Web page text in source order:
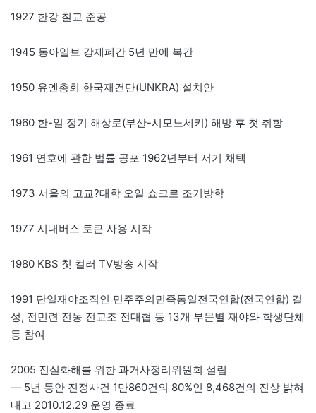
1927 한강 철교 준공
1945 동아일보 강제폐간 5년 만에 복간
1950 유엔총회 한국재건단(UNKRA) 설치안
1960 한-일 정기 해상로(부산-시모노세키) 해방 후 첫 취항
1961 연호에 관한 법률 공포 1962년부터 서기 채택
1973 서울의 고교?대학 오일 쇼크로 조기방학
1977 시내버스 토큰 사용 시작
1980 KBS 첫 컬러 TV방송 시작
1991 단일재야조직인 민주주의민족통일전국연합(전국연합) 결
성, 전민련 전농 전교조 전대협 등 13개 부문별 재야와 학생단체
등 참여
2005 진실화해를 위한 과거사정리위원회 설립
— 5년 동안 진정사건 1만860건의 80%인 8,468건의 진상 밝혀
내고 2010.12.29 운영 종료